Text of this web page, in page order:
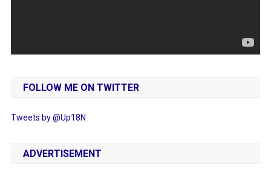
FOLLOW ME ON TWITTER
Tweets by @Up18N
ADVERTISEMENT